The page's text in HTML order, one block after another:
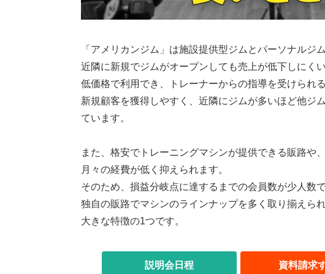
「アメリカンジム」は施設提供型ジムとパーソナルジ
近隣に新規でジムがオープンしても売上が低下しにく
低価格で利用でき、トレーナーからの指導を受けられる
新規顧客を獲得しやすく、近隣にジムが多いほど他ジ
ています。
また、格安でトレーニングマシンが提供できる販路や
月々の経費が低く抑えられます。
そのため、損益分岐点に達するまでの会員数が少人数
独自の販路でマシンのラインナップを多く取り揃えら
大きな特徴の1つです。
説明会日程 資料請求